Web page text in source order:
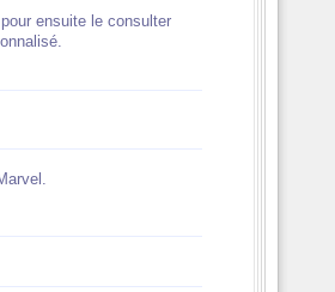
ensuite le consulter